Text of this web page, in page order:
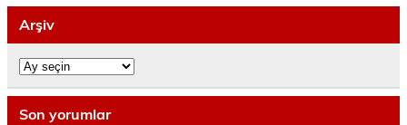
Arşiv
Arşiv
Son yorumlar